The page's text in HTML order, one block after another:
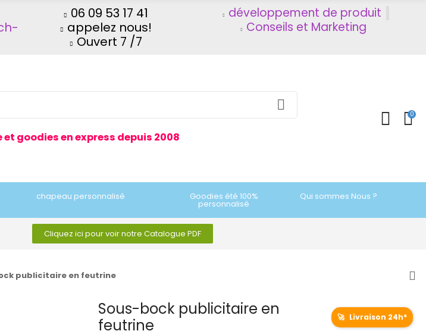
06 09 53 17 41
appelez nous!
Ouvert 7 /7
développement de produit
Conseils et Marketing
goodies en express depuis 2008
0
chapeau personnalisé Goodies été 100%
personnalisé
Qui sommes Nous ?
Cliquez ici pour voir notre Catalogue PDF
publicitaire en feutrine
Sous-bock publicitaire en
feutrine
🚀 Livraison 24h*